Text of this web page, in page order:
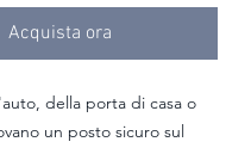
Acquista ora
della porta di casa o
un posto sicuro sul